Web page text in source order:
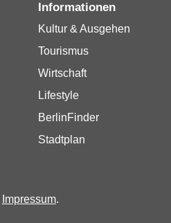
Informationen
Kultur & Ausgehen
Tourismus
Wirtschaft
Lifestyle
BerlinFinder
Stadtplan
Impressum.